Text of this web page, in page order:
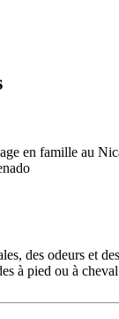
des odeurs et
à pied ou à